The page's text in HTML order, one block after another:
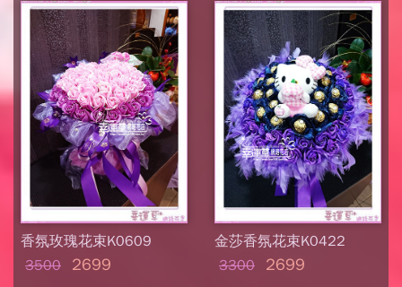
香氛玫瑰花束K0609
3500
2699
金莎香氛花束K0422
3300
2699